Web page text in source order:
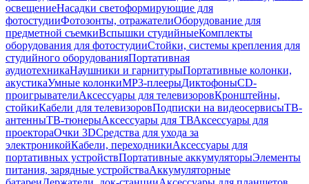
освещениеНасадки светоформирующие для
фотостудииФотозонты, отражателиОборудование для
предметной съемкиВспышки студийныеКомплекты
оборудования для фотостудииСтойки, системы крепления для
студийного оборудованияПортативная
аудиотехникаНаушники и гарнитурыПортативные колонки,
акустикаУмные колонкиMP3-плеерыДиктофоныCD-
проигрывателиАксессуары для телевизоровКронштейны,
стойкиКабели для телевизоровПодписки на видеосервисыТВ-
антенныТВ-тюнерыАксессуары для ТВАксессуары для
проектораОчки 3DСредства для ухода за
электроникойКабели, переходникиАксессуары для
портативных устройствПортативные аккумуляторыЭлементы
питания, зарядные устройстваАккумуляторные